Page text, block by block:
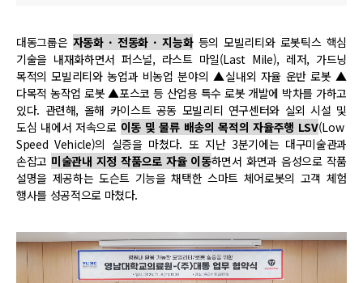
대동그룹은 자동화 · 전동화 · 지능화 등의 모빌리티와 로봇틱스 핵심
기술을 내재화하면서 퍼스널, 라스트 마일(Last Mile), 레저, 가드닝
목적의 모빌리티와 농업과 비농업 분야의 ▲실내외 자율 운반 로봇 ▲
다목적 농작업 로봇 ▲포스코 등 산업용 특수 로봇 개발에 박차를 가하고
있다. 관련해, 올해 카이스트 공동 모빌리티 연구센터와 실외 시설 및
도심 내에서 저속으로 이동 및 물류 배송의 목적의 자율주행 LSV(Low
Speed Vehicle)의 실증을 마쳤다. 또 지난 3분기에는 대구미술관과
손잡고 미술관내 지정 작품으로 자율 이동하면서 화면과 음성으로 작품
설명을 제공하는 도슨트 기능을 채택한 스마트 체어로봇의 고객 체험
행사를 성공적으로 마쳤다.